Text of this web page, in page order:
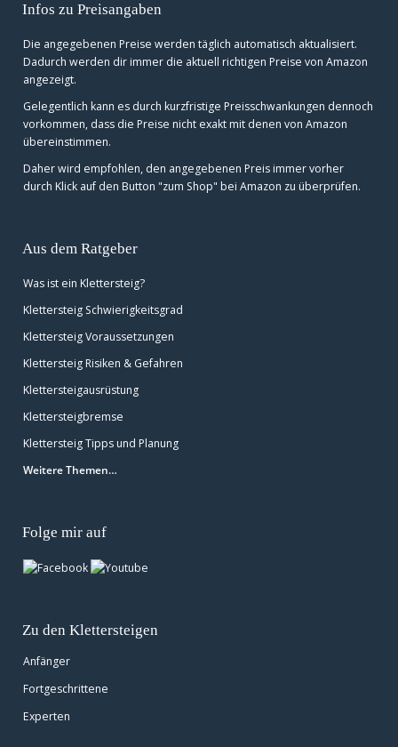
Infos zu Preisangaben
Die angegebenen Preise werden täglich automatisch aktualisiert.
Dadurch werden dir immer die aktuell richtigen Preise von Amazon
angezeigt.
Gelegentlich kann es durch kurzfristige Preisschwankungen dennoch
vorkommen, dass die Preise nicht exakt mit denen von Amazon
übereinstimmen.
Daher wird empfohlen, den angegebenen Preis immer vorher
durch Klick auf den Button "zum Shop" bei Amazon zu überprüfen.
Aus dem Ratgeber
Was ist ein Klettersteig?
Klettersteig Schwierigkeitsgrad
Klettersteig Voraussetzungen
Klettersteig Risiken & Gefahren
Klettersteigausrüstung
Klettersteigbremse
Klettersteig Tipps und Planung
Weitere Themen…
Folge mir auf
Zu den Klettersteigen
Anfänger
Fortgeschrittene
Experten